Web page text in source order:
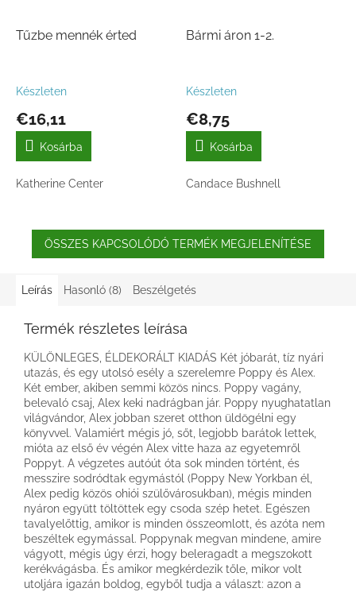
Tűzbe mennék érted
Készleten
€16,11
Kosárba
Katherine Center
Bármi áron 1-2.
Készleten
€8,75
Kosárba
Candace Bushnell
ÖSSZES KAPCSOLÓDÓ TERMÉK MEGJELENÍTÉSE
Leírás Hasonló (8) Beszélgetés
Termék részletes leírása
KÜLÖNLEGES, ÉLDEKORÁLT KIADÁS Két jóbarát, tíz nyári
utazás, és egy utolsó esély a szerelemre Poppy és Alex.
Két ember, akiben semmi közös nincs. Poppy vagány,
belevaló csaj, Alex keki nadrágban jár. Poppy nyughatatlan
világvándor, Alex jobban szeret otthon üldögélni egy
könyvvel. Valamiért mégis jó, sőt, legjobb barátok lettek,
mióta az első év végén Alex vitte haza az egyetemről
Poppyt. A végzetes autóút óta sok minden történt, és
messzire sodródtak egymástól (Poppy New Yorkban él,
Alex pedig közös ohiói szülővárosukban), mégis minden
nyáron együtt töltöttek egy csoda szép hetet. Egészen
tavalyelőttig, amikor is minden összeomlott, és azóta nem
beszéltek egymással. Poppynak megvan mindene, amire
vágyott, mégis úgy érzi, hogy beleragadt a megszokott
kerékvágásba. És amikor megkérdezik tőle, mikor volt
utoljára igazán boldog, egyből tudja a választ: azon a